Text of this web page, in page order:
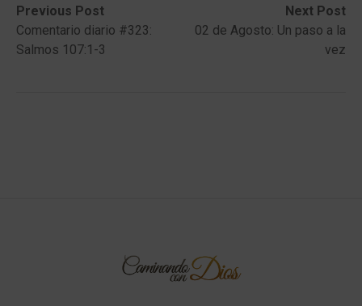
Post
navigation
Previous Post
Previous
post:Comentario diario #323:
Salmos 107:1-3
Next Post
Next
post:
02 de Agosto: Un paso a la
vez